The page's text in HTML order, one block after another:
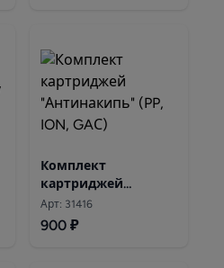
Комплект
картриджей
"Антинакипь" (PP,
ION, GAС)
Арт: 31416
900 ₽